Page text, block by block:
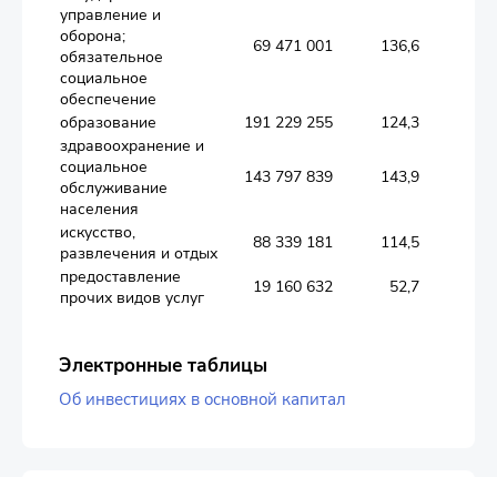
управление и
оборона;
обязательное
социальное
обеспечение
69 471 001 136,6
образование 191 229 255
124,3
здравоохранение и
социальное
обслуживание
населения
143 797 839 143,9
искусство,
развлечения и отдых
88 339 181
114,5
предоставление
прочих видов услуг
19 160 632 52,7
Электронные таблицы
Об инвестициях в основной капитал